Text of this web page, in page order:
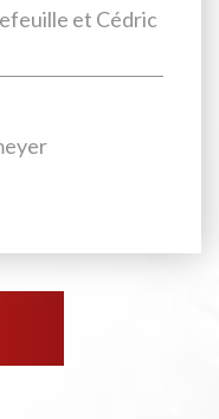
et Cédric